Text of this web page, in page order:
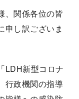
、関係各位の皆
申し訳ございま
LDH新型コロナ
行政機関の指導